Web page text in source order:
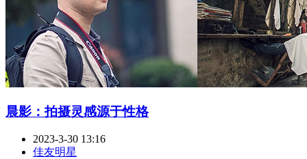
晨影：拍摄灵感源于性格
2023-3-30 13:16
佳友明星